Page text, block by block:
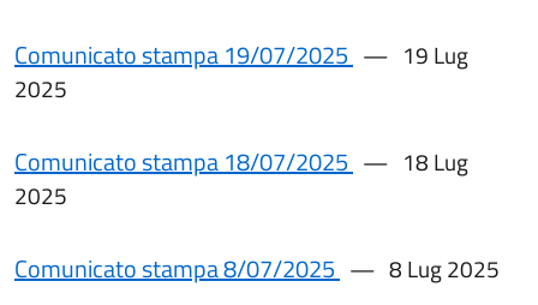
Comunicato stampa 19/07/2025
19 Lug
2025
Comunicato stampa 18/07/2025
18 Lug
2025
Comunicato stampa 8/07/2025 8 Lug 2025